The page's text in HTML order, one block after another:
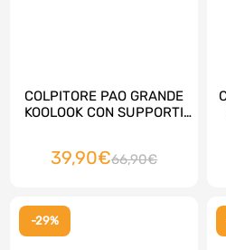
COLPITORE PAO GRANDE
KOOLOOK CON SUPPORTI
39,90€66,90€
-29%